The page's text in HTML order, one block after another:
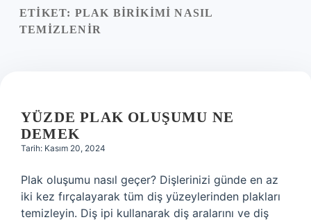
Yasal Uyarı
ETIKET: PLAK BIRIKIMI NASIL
TEMIZLENIR
YÜZDE PLAK OLUŞUMU NE
DEMEK
Tarih: Kasım 20, 2024
Plak oluşumu nasıl geçer? Dişlerinizi günde en az
iki kez fırçalayarak tüm diş yüzeylerinden plakları
temizleyin. Diş ipi kullanarak diş aralarını ve diş